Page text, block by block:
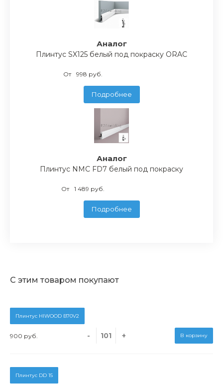
Аналог
Плинтус SX125 белый под покраску ORAC
От 998 руб.
Подробнее
Аналог
Плинтус NMC FD7 белый под покраску
От 1 489 руб.
Подробнее
С этим товаром покупают
Плинтус HIWOOD B70V2
900 руб. - + В корзину
Плинтус DD 15